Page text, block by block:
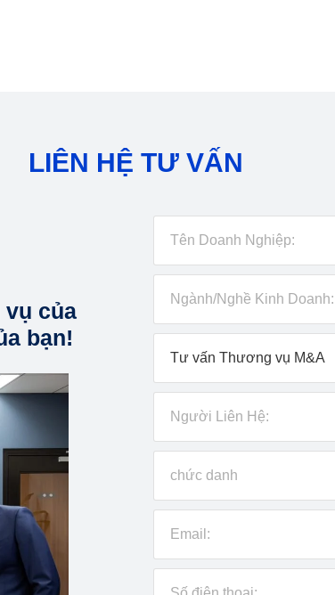
LIÊN HỆ TƯ VẤN
vụ của
bạn!